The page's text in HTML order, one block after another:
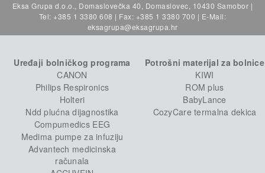
Eksa Grupa d.o.o., Domaslovečka 40, Domaslovec, 10430 Samobor |
Tel: +385 1 3380 608 | Fax: +385 1 3380 700 | E-Mail:
eksagrupa@eksagrupa.hr
Uređaji bolničkog programa
CANON
Philips Respironics
Holteri
Ndd plućna dijagnostika
Compumedics EEG
Medima pumpe za infuziju
Advantech medicinska
računala
Potrošni materijal za bolnice
KIWI
ROM plus
BabyLance
CozyCare termalna dekica